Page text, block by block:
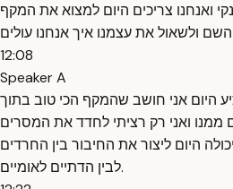
ואנחנו צריכים היום למצוא את המקף
ולשאול את עצמנו איך אנחנו עולים
12:08
Speaker A
היום אני חושב שהמקף הכי טוב בתוך
ממנו ואני רק רציתי לחדד את המסרים
היום ליצור את החיבור בין החרדים
לבין הדתיים לאומיים.